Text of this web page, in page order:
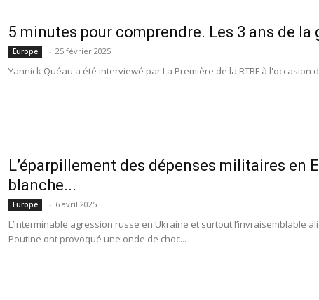
5 minutes pour comprendre. Les 3 ans de la
Europe - 25 février 2025
Yannick Quéau a été interviewé par La Première de la RTBF à
L’éparpillement des dépenses militaires en
blanche...
Europe - 6 avril 2025
L’interminable agression russe en Ukraine et surtout l’invraisemblable
Poutine ont provoqué une onde de choc...